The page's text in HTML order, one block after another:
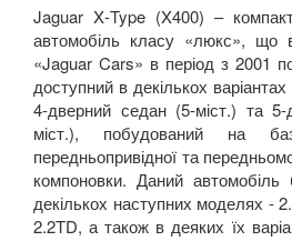
Jaguar X-Type (X400) –
автомобіль класу «люкс», що
«Jaguar Cars» в період з 2001
доступний в декількох
4-дверний седан (5-міст.) та 5-
міст.), побудований на
передньопривідної та
компоновки. Даний
декількох наступних моделях -
2.2TD, а також в деяких їх